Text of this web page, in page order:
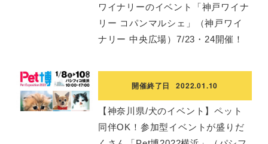
ワイナリーのイベント「神戸ワイナ
リー コパンマルシェ」（神戸ワイ
ナリー 中央広場）7/23・24開催！
開催終了日 2022.01.10
【神奈川県/犬のイベント】ペット
同伴OK！参加型イベントが盛りだ